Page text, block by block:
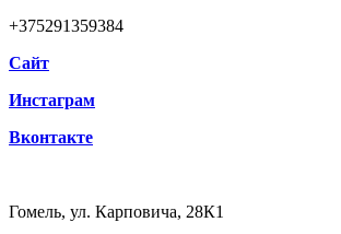
+375291359384
Сайт
Инстаграм
Вконтакте
Гомель, ул. Карповича, 28К1